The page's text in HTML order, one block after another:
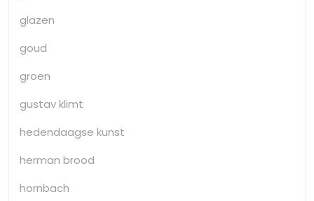
glazen
goud
groen
gustav klimt
hedendaagse kunst
herman brood
hornbach